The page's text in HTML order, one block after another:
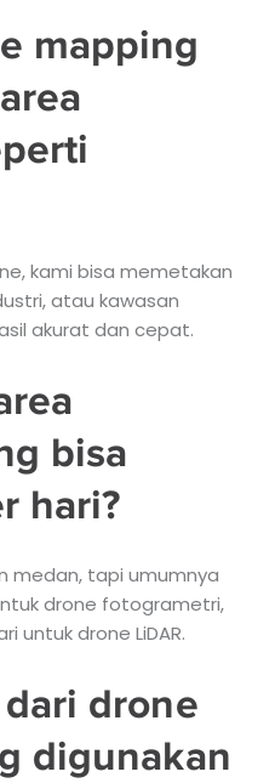
mapping
kami bisa memetakan
atau kawasan
akurat dan cepat.
bisa
hari?
medan, tapi umumnya
drone fotogrametri,
untuk drone LiDAR.
drone
digunakan